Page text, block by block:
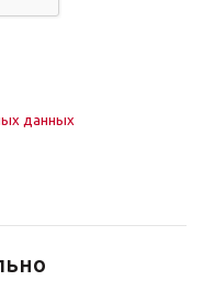
данных